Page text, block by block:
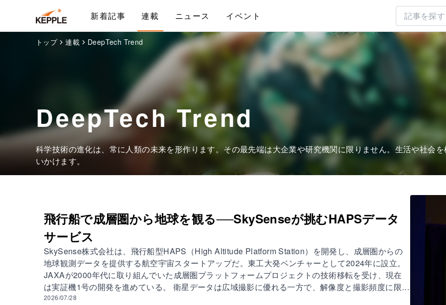
新着記事 連載 ニュース イベント
トップ 連載 DeepTech Trend
DeepTech Trend
科学技術の進化は、常に人類の未来を形作ります。その最先端は大企業や研究機関に限りません。生活や社会
いかけます。
飛行船で成層圏から地球を観る──SkySenseが挑むHAPSデータ
サービス
SkySense株式会社は、飛行船型HAPS（High Altitude Platform Station）を開発し、成層圏からの
地球観測データを提供する航空宇宙スタートアップだ。東工大発ベンチャーとして2024年に設立。
JAXAが2000年代に取り組んでいた成層圏プラットフォームプロジェクトの技術移転を受け、現在
は実証機1号の開発を進めている。 衛星データは広域撮影に優れる一方で、解像度と撮影頻度に限界
がある。航空撮影は高解像度だが、撮影範囲とコストに課題がある。HAPSは高度約20キロの成層
2026/07/28